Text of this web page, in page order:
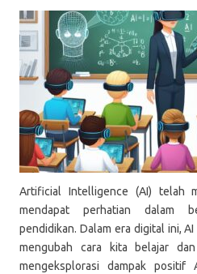
Artificial Intelligence (AI) telah
mendapat perhatian dalam
pendidikan. Dalam era digital ini,
mengubah cara kita belajar
mengeksplorasi dampak positif